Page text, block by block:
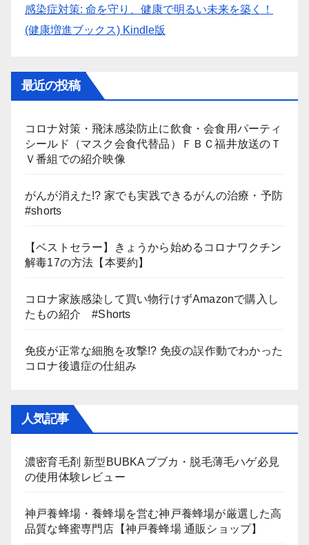
感染症対策: 命を守り、健康で明るい未来を築く！
(健康増進ブックス) Kindle版
最近の投稿
コロナ対策・飛沫感染防止に飲食・会食用パーティ
シールド（マスク会食代替品）ＦＢＣ福井放送のＴ
Ｖ番組での紹介映像
がんが消えた!? 家でも実践できるがんの治療・予防
#shorts
【ベストセラー】きょうから始めるコロナワクチン
解毒17の方法【本要約】
コロナ家族感染して買い物行けずAmazonで購入し
たもの紹介 #Shorts
免疫が正常な細胞を攻撃!? 免疫の誤作動でわかった
コロナ後遺症の仕組み
人気記事
濃密育毛剤 新型BUBKAブブカ・脱毛薄毛ハゲ必見
の使用体験レビュー
神戸養蜂場・養蜂場を営む神戸養蜂場が厳選した高
品質な蜂蜜専門店【神戸養蜂場 通販ショップ】